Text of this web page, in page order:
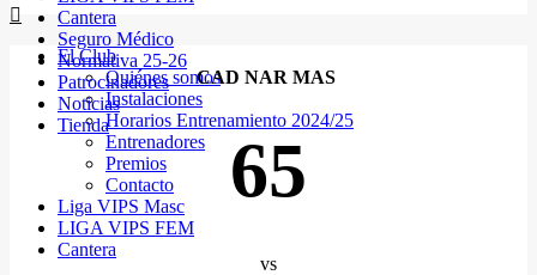
El Club
Quiénes somos
Instalaciones
Horarios Entrenamiento 2024/25
Entrenadores
Premios
Contacto
Liga VIPS Masc
LIGA VIPS FEM
Cantera
Cantera
Seguro Médico
Normativa 25-26
Patrocinadores
Noticias
Tienda
CAD NAR MAS
65
vs